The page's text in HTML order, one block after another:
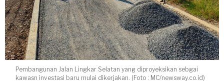
Pembangunan Jalan Lingkar Selatan yang diproyeksikan sebgai
kawasn investasi baru mulai dikerjakan. (Foto : MC/newsway.co.id)